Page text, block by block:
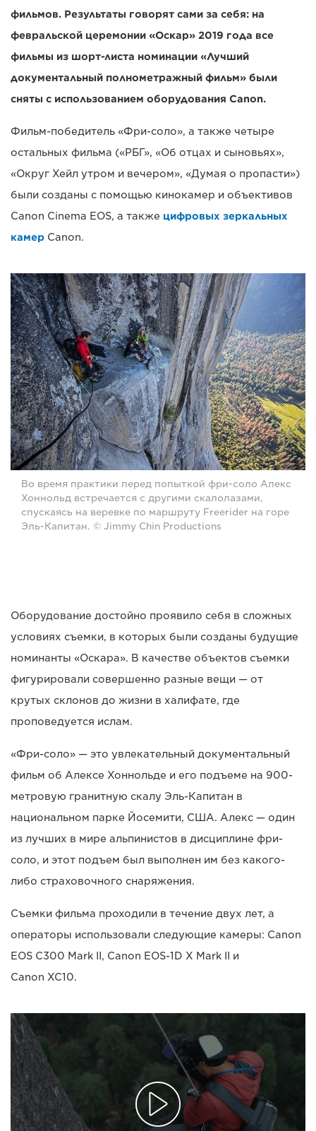
фильмов. Результаты говорят сами за себя: на
февральской церемонии «Оскар» 2019 года все
фильмы из шорт-листа номинации «Лучший
документальный полнометражный фильм» были
сняты с использованием оборудования Canon.
Фильм-победитель «Фри-соло», а также четыре
остальных фильма («РБГ», «Об отцах и сыновьях»,
«Округ Хейл утром и вечером», «Думая о пропасти»)
были созданы с помощью кинокамер и объективов
Canon Cinema EOS, а также цифровых зеркальных
камер Canon.
Во время практики перед попыткой фри-соло Алекс
Хоннольд встречается с другими скалолазами,
спускаясь на веревке по маршруту Freerider на горе
Эль-Капитан. © Jimmy Chin Productions
Оборудование достойно проявило себя в сложных
условиях съемки, в которых были созданы будущие
номинанты «Оскара». В качестве объектов съемки
фигурировали совершенно разные вещи — от
крутых склонов до жизни в халифате, где
проповедуется ислам.
«Фри-соло» — это увлекательный документальный
фильм об Алексе Хоннольде и его подъеме на 900-
метровую гранитную скалу Эль-Капитан в
национальном парке Йосемити, США. Алекс — один
из лучших в мире альпинистов в дисциплине фри-
соло, и этот подъем был выполнен им без какого-
либо страховочного снаряжения.
Съемки фильма проходили в течение двух лет, а
операторы использовали следующие камеры: Canon
EOS C300 Mark II, Canon EOS-1D X Mark II и
Canon XC10.